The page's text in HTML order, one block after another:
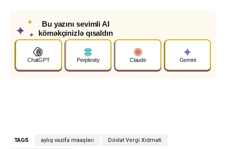
✦
✦
✦
Bu yazını sevimli AI
köməkçinizlə qısaldın
ChatGPT Perplexity Claude Gemini
TAGS aylıq vəzifə maaşları Dövlət Vergi Xidməti